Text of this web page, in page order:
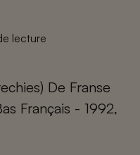
lecture
De Franse
Français - 1992,